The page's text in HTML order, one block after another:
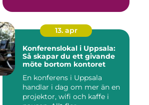
13. apr
Konferenslokal i Uppsala:
Så skapar du ett givande
möte bortom kontoret
En konferens i Uppsala
handlar i dag om mer än en
projektor, wifi och kaffe i